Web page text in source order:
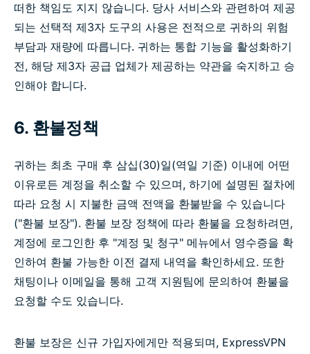
떠한 책임도 지지 않습니다. 당사 서비스와 관련하여 제공
되는 선택적 제3자 도구의 사용은 전적으로 귀하의 위험
부담과 재량에 따릅니다. 귀하는 통합 기능을 활성화하기
전, 해당 제3자 공급 업체가 제공하는 약관을 숙지하고 승
인해야 합니다.
6. 환불정책
귀하는 최초 구매 후 삼십(30)일(역일 기준) 이내에 어떤
이유로든 계정을 취소할 수 있으며, 하기에 설명된 절차에
따라 요청 시 지불한 금액 전액을 환불받을 수 있습니다
("환불 보장"). 환불 보장 정책에 따라 환불을 요청하려면,
계정에 로그인한 후 "계정 및 청구" 메뉴에서 영수증을 확
인하여 환불 가능한 이전 결제 내역을 확인하세요. 또한
채팅이나 이메일을 통해 고객 지원팀에 문의하여 환불을
요청할 수도 있습니다.
환불 보장은 신규 가입자에게만 적용되며, ExpressVPN